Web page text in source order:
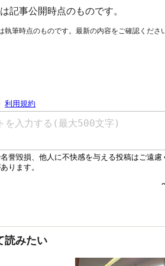
記事公開時点のものです。
執筆時点のものです。最新の内容をご確認くださ
読みたい